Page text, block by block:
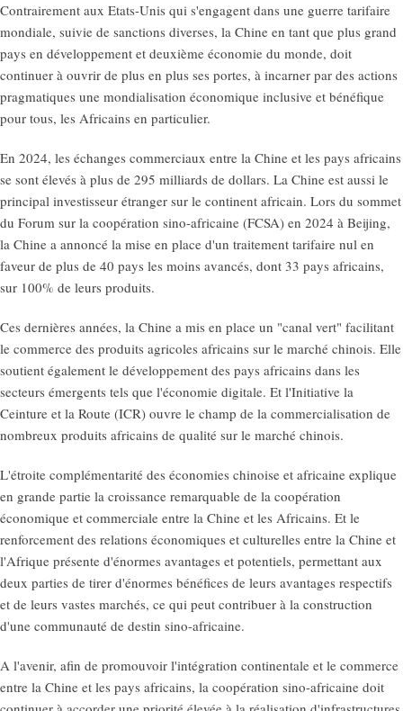
Contrairement aux Etats-Unis qui s'engagent dans une guerre tarifaire
mondiale, suivie de sanctions diverses, la Chine en tant que plus grand
pays en développement et deuxième économie du monde, doit
continuer à ouvrir de plus en plus ses portes, à incarner par des actions
pragmatiques une mondialisation économique inclusive et bénéfique
pour tous, les Africains en particulier.
En 2024, les échanges commerciaux entre la Chine et les pays africains
se sont élevés à plus de 295 milliards de dollars. La Chine est aussi le
principal investisseur étranger sur le continent africain. Lors du sommet
du Forum sur la coopération sino-africaine (FCSA) en 2024 à Beijing,
la Chine a annoncé la mise en place d'un traitement tarifaire nul en
faveur de plus de 40 pays les moins avancés, dont 33 pays africains,
sur 100% de leurs produits.
Ces dernières années, la Chine a mis en place un "canal vert" facilitant
le commerce des produits agricoles africains sur le marché chinois. Elle
soutient également le développement des pays africains dans les
secteurs émergents tels que l'économie digitale. Et l'Initiative la
Ceinture et la Route (ICR) ouvre le champ de la commercialisation de
nombreux produits africains de qualité sur le marché chinois.
L'étroite complémentarité des économies chinoise et africaine explique
en grande partie la croissance remarquable de la coopération
économique et commerciale entre la Chine et les Africains. Et le
renforcement des relations économiques et culturelles entre la Chine et
l'Afrique présente d'énormes avantages et potentiels, permettant aux
deux parties de tirer d'énormes bénéfices de leurs avantages respectifs
et de leurs vastes marchés, ce qui peut contribuer à la construction
d'une communauté de destin sino-africaine.
A l'avenir, afin de promouvoir l'intégration continentale et le commerce
entre la Chine et les pays africains, la coopération sino-africaine doit